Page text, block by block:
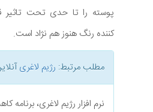
پوسته را تا حدی تحت تاثیر
کننده رنگ هنوز هم نژاد است.
مطلب مرتبط: رژیم لاغری
نرم افزار رژیم لاغری،